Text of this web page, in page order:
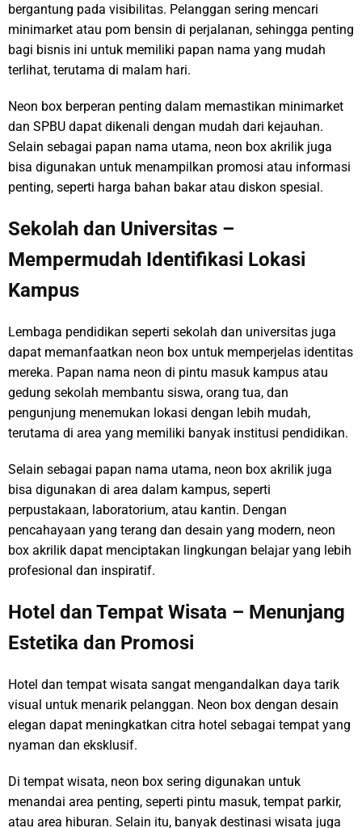
bergantung pada visibilitas. Pelanggan sering mencari
minimarket atau pom bensin di perjalanan, sehingga penting
bagi bisnis ini untuk memiliki papan nama yang mudah
terlihat, terutama di malam hari.
Neon box berperan penting dalam memastikan minimarket
dan SPBU dapat dikenali dengan mudah dari kejauhan.
Selain sebagai papan nama utama, neon box akrilik juga
bisa digunakan untuk menampilkan promosi atau informasi
penting, seperti harga bahan bakar atau diskon spesial.
Sekolah dan Universitas –
Mempermudah Identifikasi Lokasi
Kampus
Lembaga pendidikan seperti sekolah dan universitas juga
dapat memanfaatkan neon box untuk memperjelas identitas
mereka. Papan nama neon di pintu masuk kampus atau
gedung sekolah membantu siswa, orang tua, dan
pengunjung menemukan lokasi dengan lebih mudah,
terutama di area yang memiliki banyak institusi pendidikan.
Selain sebagai papan nama utama, neon box akrilik juga
bisa digunakan di area dalam kampus, seperti
perpustakaan, laboratorium, atau kantin. Dengan
pencahayaan yang terang dan desain yang modern, neon
box akrilik dapat menciptakan lingkungan belajar yang lebih
profesional dan inspiratif.
Hotel dan Tempat Wisata – Menunjang
Estetika dan Promosi
Hotel dan tempat wisata sangat mengandalkan daya tarik
visual untuk menarik pelanggan. Neon box dengan desain
elegan dapat meningkatkan citra hotel sebagai tempat yang
nyaman dan eksklusif.
Di tempat wisata, neon box sering digunakan untuk
menandai area penting, seperti pintu masuk, tempat parkir,
atau area hiburan. Selain itu, banyak destinasi wisata juga